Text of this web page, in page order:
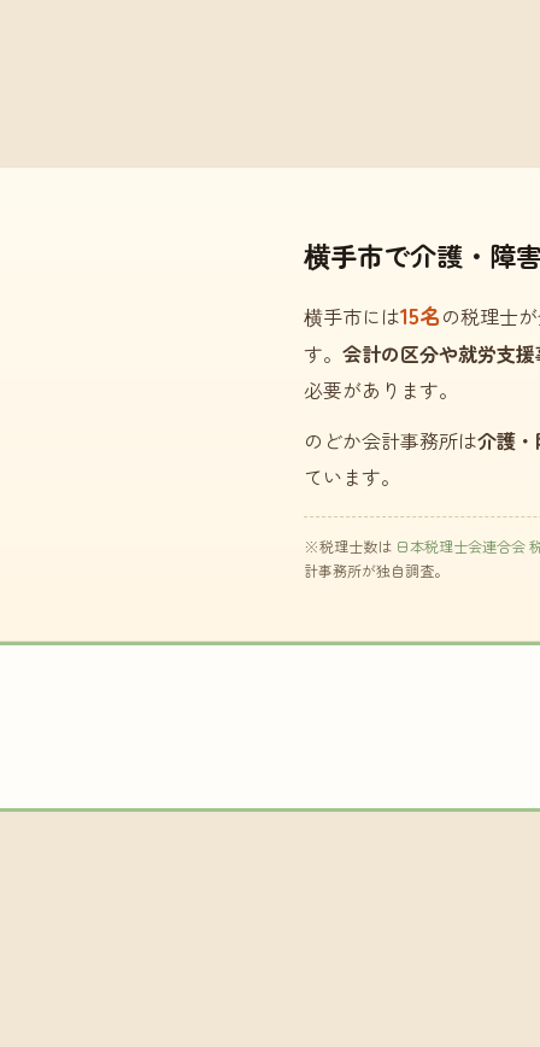
横手市で介護・障
横手市には15名の税理士
す。 会計の区分や就労支
必要があります。
のどか会計事務所は介護
ています。
※税理士数は 日本税理士会連合会
計事務所が独自調査。